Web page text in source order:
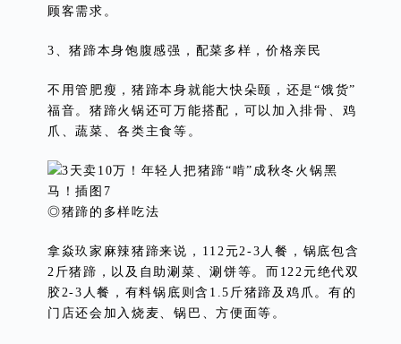
顾客需求。
3、猪蹄本身饱腹感强，配菜多样，价格亲民
不用管肥瘦，猪蹄本身就能大快朵颐，还是“饿货”
福音。猪蹄火锅还可万能搭配，可以加入排骨、鸡
爪、蔬菜、各类主食等。
◎猪蹄的多样吃法
拿焱玖家麻辣猪蹄来说，112元2-3人餐，锅底包含
2斤猪蹄，以及自助涮菜、涮饼等。而122元绝代双
胶2-3人餐，有料锅底则含1.5斤猪蹄及鸡爪。有的
门店还会加入烧麦、锅巴、方便面等。